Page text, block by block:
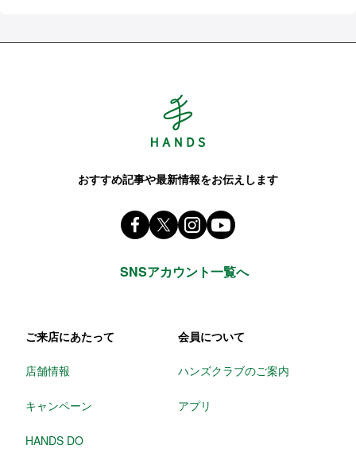
おすすめ記事や最新情報をお伝えします
Facebook ハンズ公式ファンページ
X(旧 twitter)
instagram
SNSアカウント一覧へ
ご来店にあたって
店舗情報
キャンペーン
HANDS DO
会員について
ハンズクラブのご案内
アプリ